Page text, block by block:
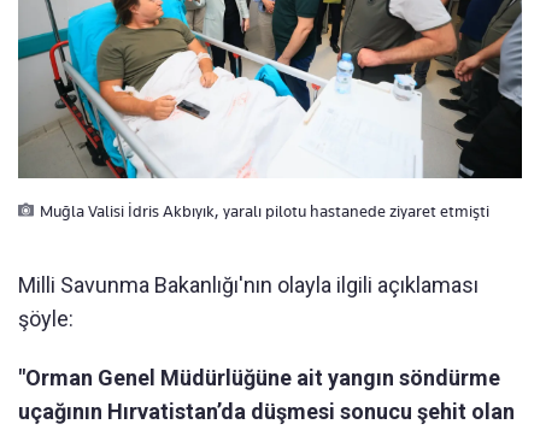
Muğla Valisi İdris Akbıyık, yaralı pilotu hastanede ziyaret etmişti
Milli Savunma Bakanlığı'nın olayla ilgili açıklaması
şöyle:
"Orman Genel Müdürlüğüne ait yangın söndürme
uçağının Hırvatistan’da düşmesi sonucu şehit olan